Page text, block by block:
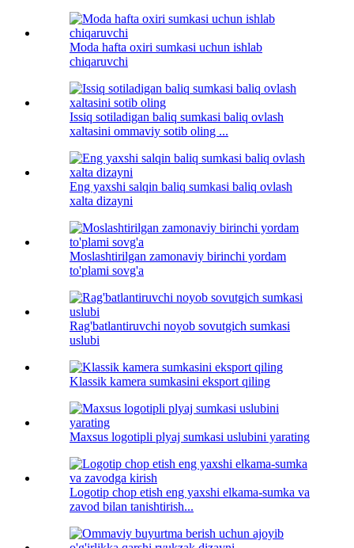
Moda hafta oxiri sumkasi uchun ishlab
chiqaruvchi
Issiq sotiladigan baliq sumkasi baliq ovlash
xaltasini ommaviy sotib oling ...
Eng yaxshi salqin baliq sumkasi baliq ovlash
xalta dizayni
Moslashtirilgan zamonaviy birinchi yordam
to'plami sovg'a
Rag'batlantiruvchi noyob sovutgich sumkasi
uslubi
Klassik kamera sumkasini eksport qiling
Maxsus logotipli plyaj sumkasi uslubini yarating
Logotip chop etish eng yaxshi elkama-sumka va
zavod bilan tanishtirish...